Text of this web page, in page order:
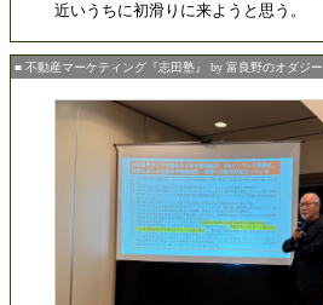
近いうちに初滑りに来ようと思う。
■ 不動産マーケティング『志田塾』 by 富良野のオダジー